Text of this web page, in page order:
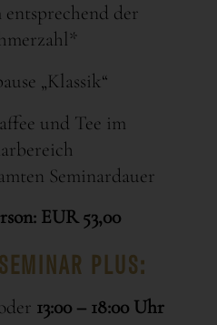
entsprechend der
„Klassik“
und Tee im
Seminardauer
EUR 53,00
PLUS:
13:00 – 18:00 Uhr